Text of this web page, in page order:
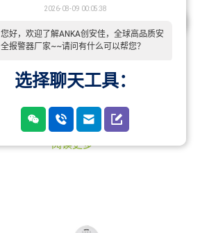
ANKA物联网
烟雾报警器 独
NB CAT1烟感
阅读更多
2026-08-09 00:05:38
您好，欢迎了解ANKA创安佳，全球高品质安
全报警器厂家~~请问有什么可以帮您？
选择聊天工具：